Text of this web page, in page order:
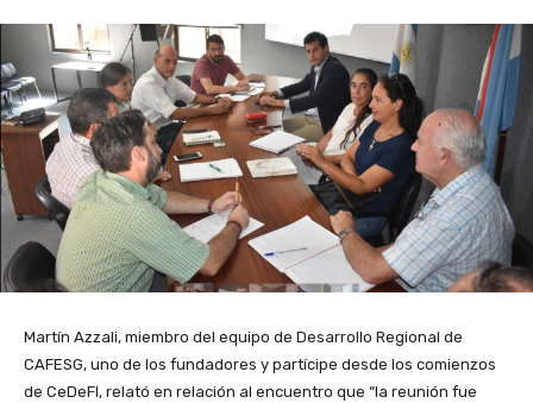
Martín Azzali, miembro del equipo de Desarrollo Regional de
CAFESG, uno de los fundadores y partícipe desde los comienzos
de CeDeFI, relató en relación al encuentro que “la reunión fue